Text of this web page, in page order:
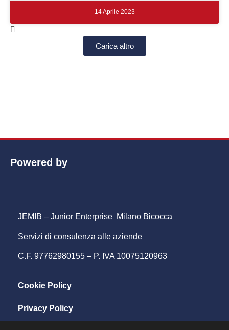
14 Aprile 2023
Carica altro
Powered by
JEMIB – Junior Enterprise Milano Bicocca
Servizi di consulenza alle aziende
C.F. 97762980155 – P. IVA 10075120963
Cookie Policy
Privacy Policy